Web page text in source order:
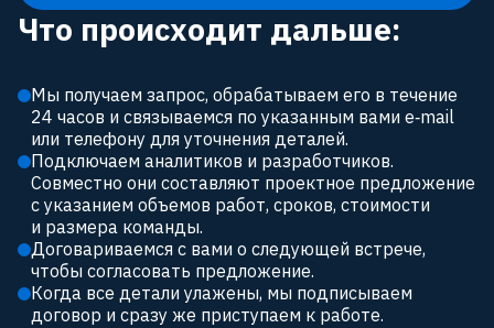
Что происходит дальше:
Мы получаем запрос, обрабатываем его в течение
24 часов и связываемся по указанным вами e‑mail
или телефону для уточнения деталей.
Подключаем аналитиков и разработчиков.
Совместно они составляют проектное предложение
с указанием объемов работ, сроков, стоимости
и размера команды.
Договариваемся с вами о следующей встрече,
чтобы согласовать предложение.
Когда все детали улажены, мы подписываем
договор и сразу же приступаем к работе.